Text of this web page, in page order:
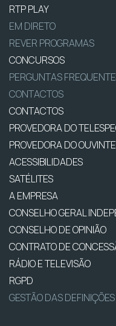
RTP PLAY
EM DIRETO
REVER PROGRAMAS
CONCURSOS
PERGUNTAS
CONTACTOS
CONTACTOS
PROVEDORA DO
PROVEDORA DO OUVINTE
ACESSIBILIDADES
SATÉLITES
A EMPRESA
CONSELHO GERAL
CONSELHO DE OPINIÃO
CONTRATO DE
RÁDIO E TELEVISÃO
RGPD
GESTÃO DAS